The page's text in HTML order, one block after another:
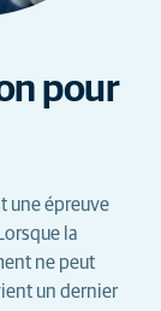
pour
une épreuve
la
ne peut
un dernier